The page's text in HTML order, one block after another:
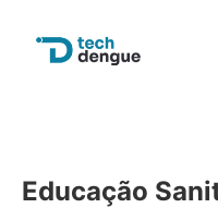
Educação